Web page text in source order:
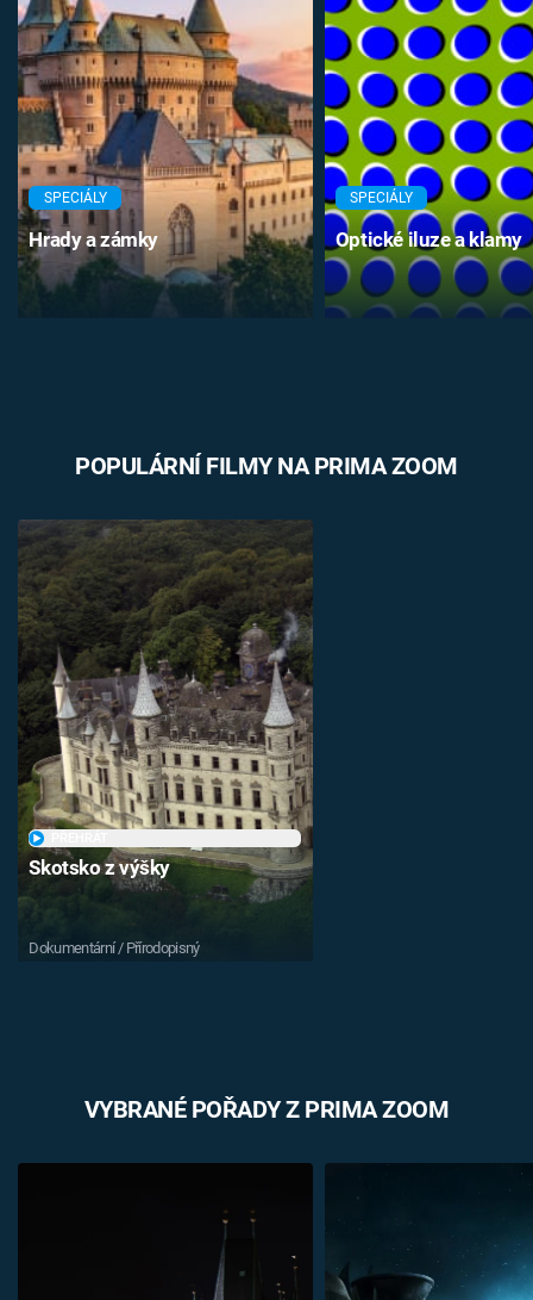
SPECIÁLY
Hrady a zámky
SPECIÁLY
Optické iluze a klamy
POPULÁRNÍ FILMY NA PRIMA ZOOM
Skotsko z výšky
Dokumentární / Přírodopisný
VYBRANÉ POŘADY Z PRIMA ZOOM